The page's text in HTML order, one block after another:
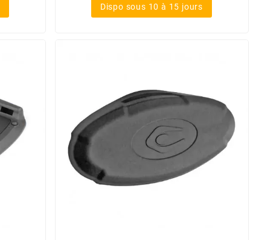
Dispo sous 10 à 15 jours